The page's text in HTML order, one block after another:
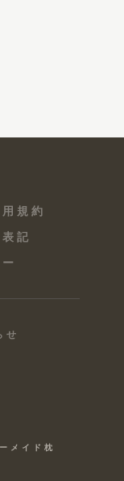
規約
記
せ
メイド枕